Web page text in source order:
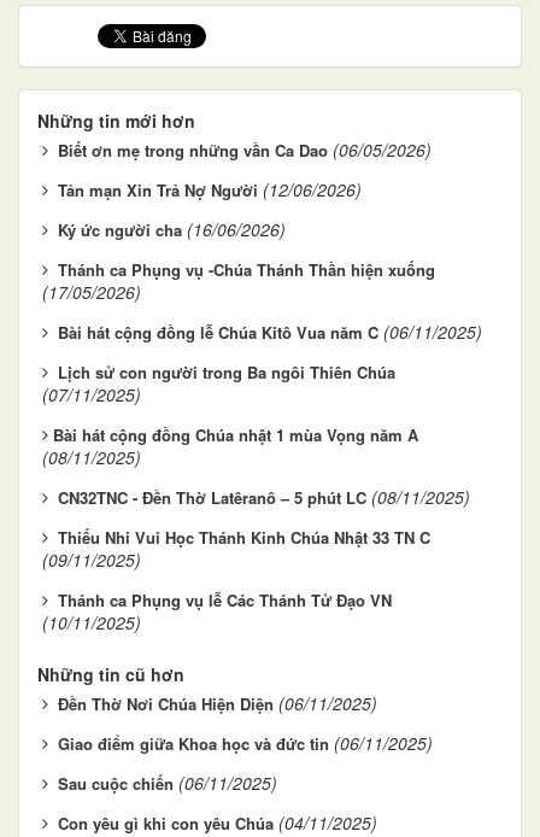
Những tin mới hơn
Biết ơn mẹ trong những vần Ca Dao (06/05/2026)
Tản mạn Xin Trả Nợ Người (12/06/2026)
Ký ức người cha (16/06/2026)
Thánh ca Phụng vụ -Chúa Thánh Thần hiện xuống
(17/05/2026)
Bài hát cộng đồng lễ Chúa Kitô Vua năm C (06/11/2025)
Lịch sử con người trong Ba ngôi Thiên Chúa
(07/11/2025)
​​​​​​​Bài hát cộng đồng Chúa nhật 1 mùa Vọng năm A
(08/11/2025)
CN32TNC - Đền Thờ Latêranô – 5 phút LC (08/11/2025)
Thiếu Nhi Vui Học Thánh Kinh Chúa Nhật 33 TN C
(09/11/2025)
Thánh ca Phụng vụ lễ Các Thánh Tử Đạo VN
(10/11/2025)
Những tin cũ hơn
Đền Thờ Nơi Chúa Hiện Diện (06/11/2025)
Giao điểm giữa Khoa học và đức tin (06/11/2025)
Sau cuộc chiến (06/11/2025)
Con yêu gì khi con yêu Chúa (04/11/2025)